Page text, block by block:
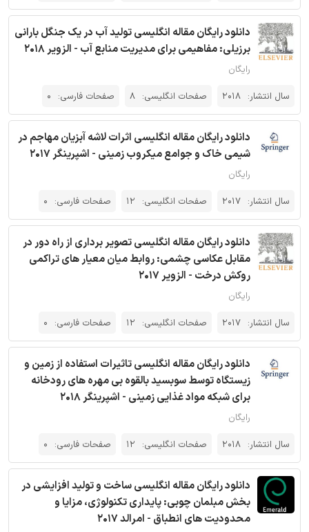
دانلود رایگان مقاله انگلیسی تولید آب در یک جنگل بارانی
برزیلی: مفاهیمی برای مدیریت منابع آب - الزویر 2018
رایگان
سال انتشار: 2018 صفحات انگلیسی: 8 صفحات فارسی: 0
دانلود رایگان مقاله انگلیسی اثرات لاشه آبزیان مهاجم در
شیمی خاک و جوامع میکروب زمینی - اشپرینگر 2017
رایگان
سال انتشار: 2017 صفحات انگلیسی: 12 صفحات فارسی: 0
دانلود رایگان مقاله انگلیسی تصویر برداری از راه دور در
مقابل عکاسی چشمی: روابط میان معیار های تراکمی
روکش درخت - الزویر 2017
رایگان
سال انتشار: 2017 صفحات انگلیسی: 12 صفحات فارسی: 0
دانلود رایگان مقاله انگلیسی تاثیرات استفاده از زمین و
زیستگاه توسط سوبسید بالقوه بی مهره های رودخانه
برای شبکه مواد غذایی زمینی - اشپرینگر 2018
رایگان
سال انتشار: 2018 صفحات انگلیسی: 12 صفحات فارسی: 0
دانلود رایگان مقاله انگلیسی ساخت و تولید افزایشی در
بخش مبلمان چوبی: پایداری تکنولوژی، مزایا و
محدودیت های انطباق - امرالد 2017